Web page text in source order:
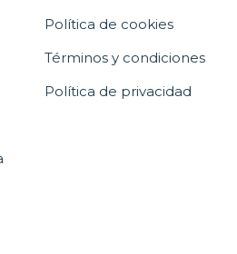
Política de cookies
Términos y condiciones
Política de privacidad